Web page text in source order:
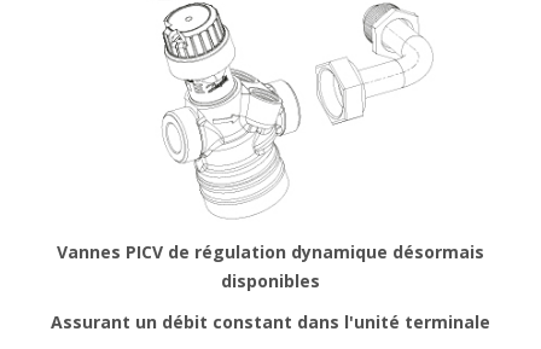
Vannes PICV de régulation dynamique désormais
disponibles
Assurant un débit constant dans l'unité terminale